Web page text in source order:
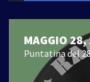
MAGGIO
Puntatina del